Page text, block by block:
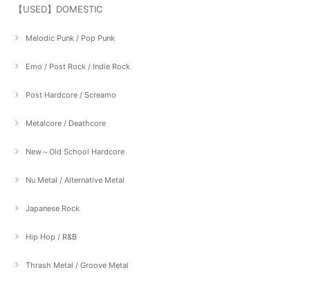
【USED】DOMESTIC
Melodic Punk / Pop Punk
Emo / Post Rock / Indie Rock
Post Hardcore / Screamo
Metalcore / Deathcore
New～Old School Hardcore
Nu Metal / Alternative Metal
Japanese Rock
Hip Hop / R&B
Thrash Metal / Groove Metal